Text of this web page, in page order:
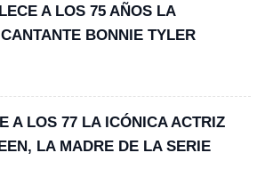
A LOS 75 AÑOS LA
BONNIE TYLER
A LOS 77 LA ICÓNICA ACTRIZ
LA MADRE DE LA SERIE